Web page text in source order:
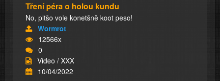
Tření péra o holou kundu
No, pitšo vole konetšně koot peso!
Wormrot
12566x
0
Video / XXX
10/04/2022